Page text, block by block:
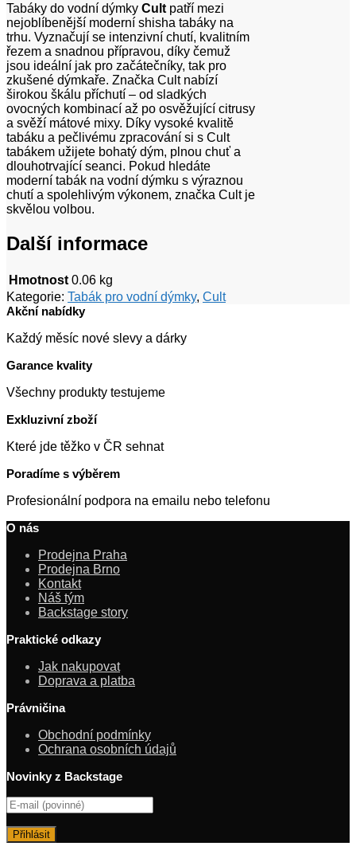
Tabáky do vodní dýmky Cult patří mezi
nejoblíbenější moderní shisha tabáky na
trhu. Vyznačují se intenzivní chutí, kvalitním
řezem a snadnou přípravou, díky čemuž
jsou ideální jak pro začátečníky, tak pro
zkušené dýmkaře. Značka Cult nabízí
širokou škálu příchutí – od sladkých
ovocných kombinací až po osvěžující citrusy
a svěží mátové mixy. Díky vysoké kvalitě
tabáku a pečlivému zpracování si s Cult
tabákem užijete bohatý dým, plnou chuť a
dlouhotrvající seanci. Pokud hledáte
moderní tabák na vodní dýmku s výraznou
chutí a spolehlivým výkonem, značka Cult je
skvělou volbou.
Další informace
Hmotnost 0.06 kg
Kategorie: Tabák pro vodní dýmky, Cult
Akční nabídky
Každý měsíc nové slevy a dárky
Garance kvality
Všechny produkty testujeme
Exkluzivní zboží
Které jde těžko v ČR sehnat
Poradíme s výběrem
Profesionální podpora na emailu nebo telefonu
O nás
Prodejna Praha
Prodejna Brno
Kontakt
Náš tým
Backstage story
Praktické odkazy
Jak nakupovat
Doprava a platba
Právničina
Obchodní podmínky
Ochrana osobních údajů
Novinky z Backstage